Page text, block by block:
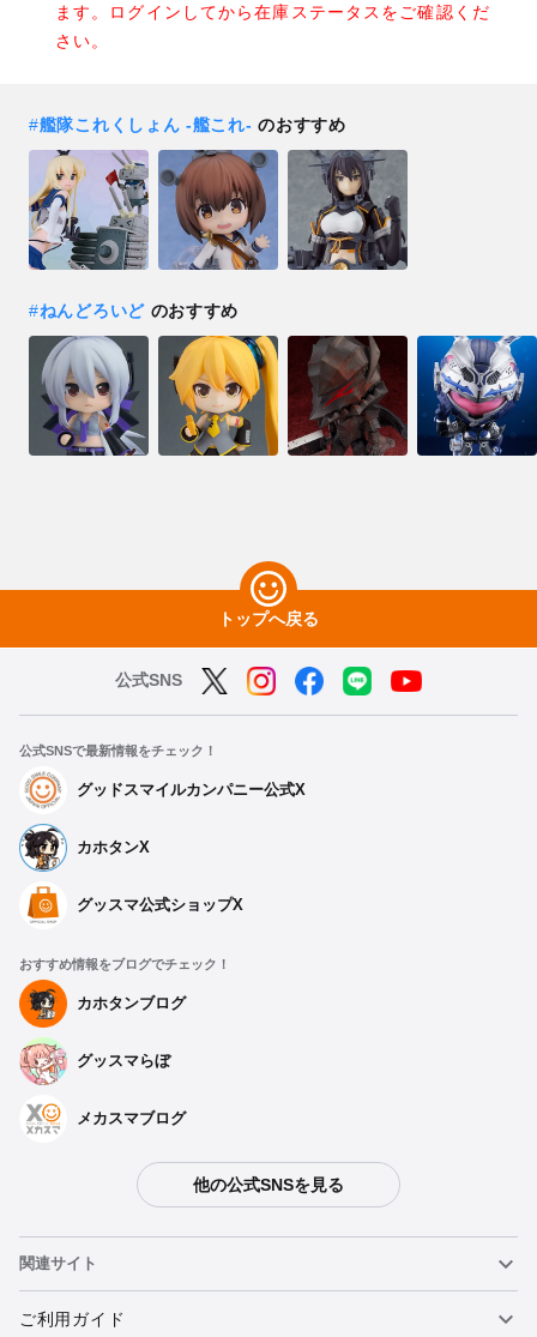
ます。ログインしてから在庫ステータスをご確認くだ
さい。
#艦隊これくしょん ‐艦これ‐ のおすすめ
#ねんどろいどのおすすめ
トップへ戻る
公式SNS
公式SNSで最新情報をチェック！
グッドスマイルカンパニー公式X
カホタンX
グッスマ公式ショップX
おすすめ情報をブログでチェック！
カホタンブログ
グッスマらぼ
メカスマブログ
他の公式SNSを見る
関連サイト
ねんどろいど
ご利用ガイド